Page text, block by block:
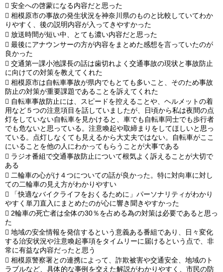
 安全への啓蒙になる内容だと思った
 相模原市の事故の発生状況を神奈川県のものと比較していてわか
りやすく、後の説明内容が入ってきやすかった
 放送時間が短い中、とても濃い内容だと思った
 最後にアナウンサーの方が内容をまとめた感想を言っていたのが
良かった
 交通第一課小池課長の話は歯切れよく交通事故の現状と事故防止
に向けての対策を教えてくれた
 相模原市は自転車事故が県内でもとても多いこと、そのため事故
防止の対策が重要課題であることを訴えてくれた
 自転車事故防止には、スピードを控えることや、ヘルメットの着
用など５つの注意項目を話していましたが、日頃から私は夜間の点
灯をしていない自転車を見かけると、車でも自転車同士でも歩行者
でも危ないと思っている。注意喚起や取締まりをしてほしいと思っ
ている。点灯しなくても見えるから大丈夫ではない。自転車がここ
にいることを他の人にわかってもらうことが大事である
 ラジオ番組で交通事故防止について根気よく訴えることが大切で
ある
 二輪車の心がけ４つについての話が良かった。特に対向車に対し
ての二輪車の見え方がわかりやすい

「快適なバイクライフをおくるために」パーソナリティがわかり
やすく単刀直入にまとめたのが心に響き聞きやすかった
 2輪車の死亡者は全体の30％を占める為の対策は必要であると思っ
た
 地域の安全情報を発信するという意義ある番組であり、日々変化
する治安状況や注意喚起事項をタイムリーに届けるという点で、非
常に有益な内容だったと思う
 相模原警察署との連携によって、詐欺被害や交通安全、地域のト
ラブルなど、具体的な事例を交えた解説がわかりやすく、市民の防